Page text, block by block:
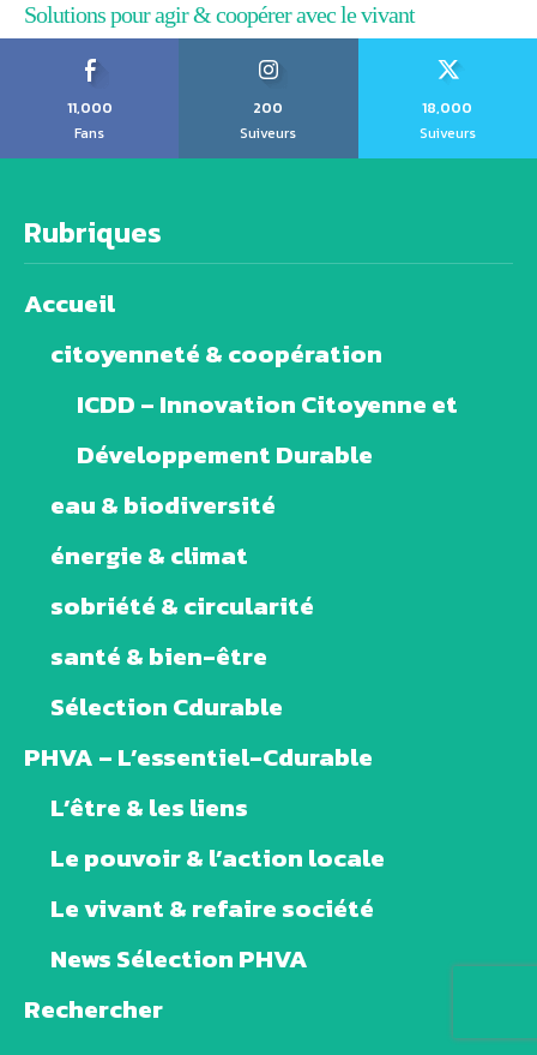
Solutions pour agir & coopérer avec le vivant
11,000
Fans
200
Suiveurs
18,000
Suiveurs
Rubriques
Accueil
citoyenneté & coopération
ICDD – Innovation Citoyenne et
Développement Durable
eau & biodiversité
énergie & climat
sobriété & circularité
santé & bien-être
Sélection Cdurable
PHVA – L’essentiel-Cdurable
L’être & les liens
Le pouvoir & l’action locale
Le vivant & refaire société
News Sélection PHVA
Rechercher